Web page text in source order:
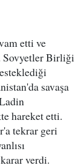
etti ve
Sovyetler Birliği
savaşa
hareket etti.
tekrar geri
verdi.